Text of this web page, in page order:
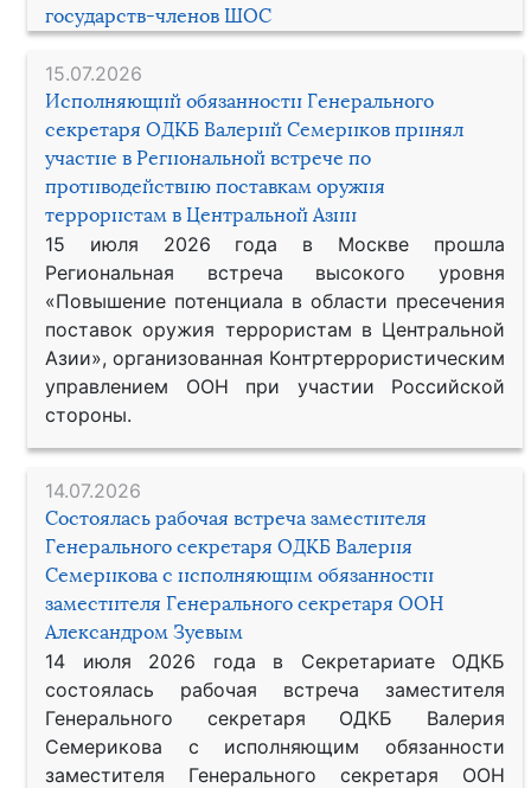
государств-членов ШОС
15.07.2026
Исполняющий обязанности Генерального
секретаря ОДКБ Валерий Семериков принял
участие в Региональной встрече по
противодействию поставкам оружия
террористам в Центральной Азии
15 июля 2026 года в Москве прошла
Региональная встреча высокого уровня
«Повышение потенциала в области пресечения
поставок оружия террористам в Центральной
Азии», организованная Контртеррористическим
управлением ООН при участии Российской
стороны.
14.07.2026
Состоялась рабочая встреча заместителя
Генерального секретаря ОДКБ Валерия
Семерикова с исполняющим обязанности
заместителя Генерального секретаря ООН
Александром Зуевым
14 июля 2026 года в Секретариате ОДКБ
состоялась рабочая встреча заместителя
Генерального секретаря ОДКБ Валерия
Семерикова с исполняющим обязанности
заместителя Генерального секретаря ООН